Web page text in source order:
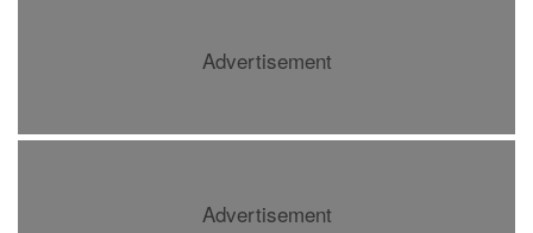
Advertisement
Advertisement